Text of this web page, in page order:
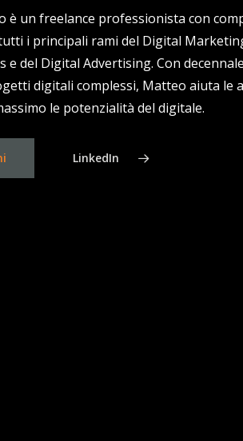
è un freelance professionista con
i principali rami del Digital
e del Digital Advertising. Con
digitali complessi, Matteo aiuta le
le potenzialità del digitale.
LinkedIn